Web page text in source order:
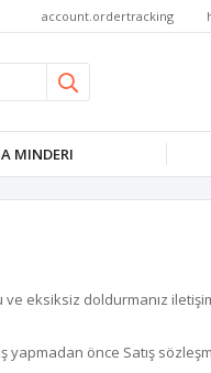
account.ordertracking
MINDERI
eksiksiz doldurmanız iletişim
yapmadan önce Satış